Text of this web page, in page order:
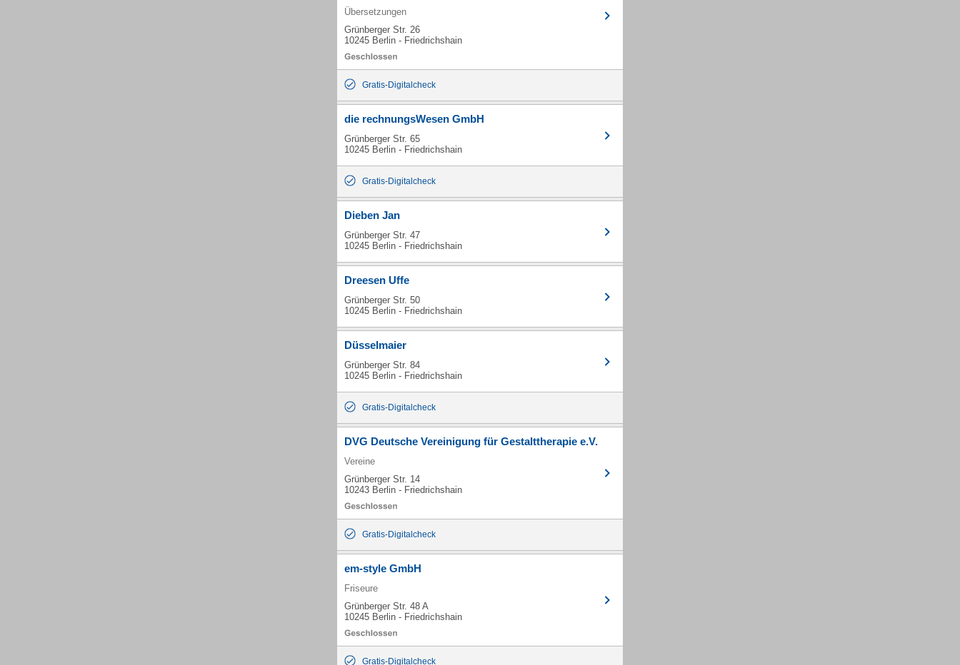
Übersetzungen
Grünberger Str. 26
10245 Berlin - Friedrichshain
Gratis-Digitalcheck
die rechnungsWesen GmbH
Grünberger Str. 65
10245 Berlin - Friedrichshain
Gratis-Digitalcheck
Dieben Jan
Grünberger Str. 47
10245 Berlin - Friedrichshain
Dreesen Uffe
Grünberger Str. 50
10245 Berlin - Friedrichshain
Düsselmaier
Grünberger Str. 84
10245 Berlin - Friedrichshain
Gratis-Digitalcheck
DVG Deutsche Vereinigung für Gestalttherapie e.V.
Vereine
Grünberger Str. 14
10243 Berlin - Friedrichshain
Gratis-Digitalcheck
em-style GmbH
Friseure
Grünberger Str. 48 A
10245 Berlin - Friedrichshain
Gratis-Digitalcheck